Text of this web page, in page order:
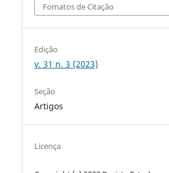
Fomatos de Citação
Edição
v. 31 n. 3 (2023)
Seção
Artigos
Licença